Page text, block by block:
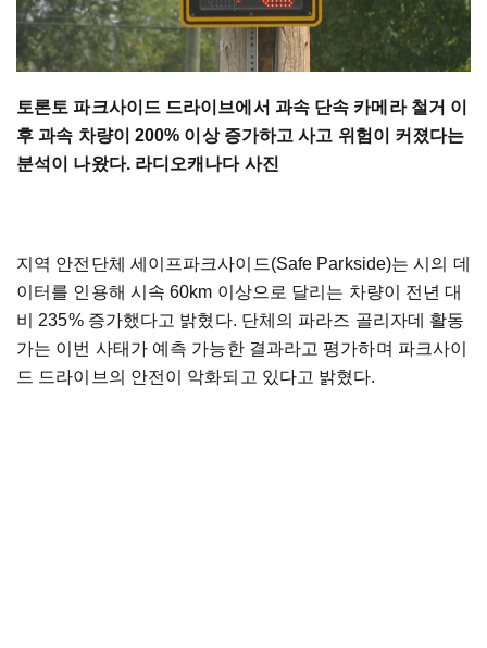
토론토 파크사이드 드라이브에서 과속 단속 카메라 철거 이
후 과속 차량이 200% 이상 증가하고 사고 위험이 커졌다는
분석이 나왔다. 라디오캐나다 사진
지역 안전단체 세이프파크사이드(Safe Parkside)는 시의 데
이터를 인용해 시속 60km 이상으로 달리는 차량이 전년 대
비 235% 증가했다고 밝혔다. 단체의 파라즈 골리자데 활동
가는 이번 사태가 예측 가능한 결과라고 평가하며 파크사이
드 드라이브의 안전이 악화되고 있다고 밝혔다.